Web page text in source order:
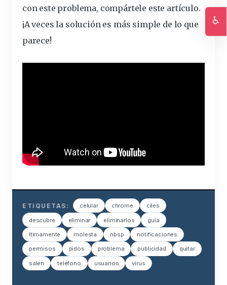
con este problema, compártele este artículo.
¡A veces la solución es más simple de lo que
parece!
ETIQUETAS: celular chrome ciles
descubre eliminar eliminarlos guía
ltimamente molesta nbsp notificaciones
permisos pidos problema publicidad quitar
salen teléfono usuarios virus
♿